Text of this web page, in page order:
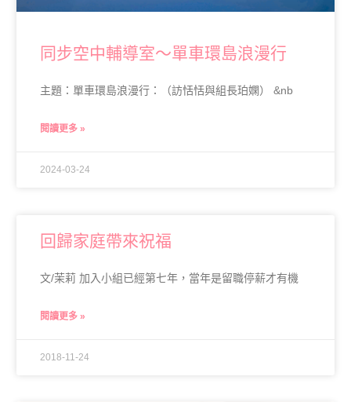
同步空中輔導室～單車環島浪漫行
主題：單車環島浪漫行：（訪恬恬與組長珀嫻） &nb
閱讀更多 »
2024-03-24
回歸家庭帶來祝福
文/茉莉 加入小組已經第七年，當年是留職停薪才有機
閱讀更多 »
2018-11-24